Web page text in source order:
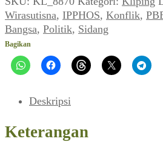
Selatan
dan
PBB
(IPPHOS_No.
11,
Januari
Wirasutisna, IPPHOS, Konflik,
Bangsa, Politik, Sidang
Bagikan
Deskripsi
Keterangan